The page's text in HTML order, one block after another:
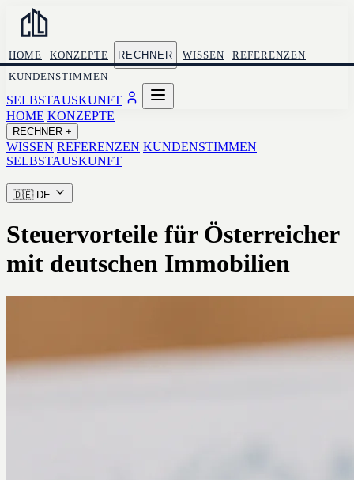
HOME KONZEPTE RECHNER WISSEN
REFERENZEN
KUNDENSTIMMEN
SELBSTAUSKUNFT
HOME KONZEPTE
RECHNER +
WISSEN REFERENZEN KUNDENSTIMMEN
SELBSTAUSKUNFT
🇩🇪 DE
Steuervorteile für Österreicher
mit deutschen Immobilien